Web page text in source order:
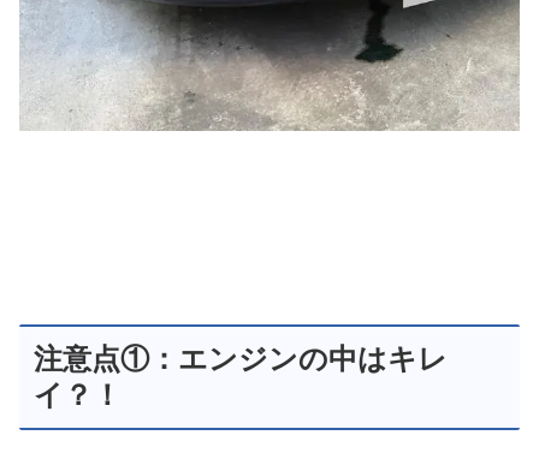
注意点①：エンジンの中はキレ
イ？！